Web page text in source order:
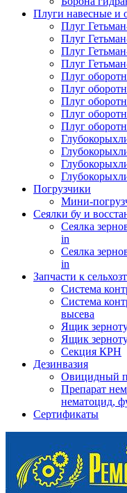
Плуги навесные и
Плуг
Плуг
Плуг
Плуг
Плуг
Плуг
Плуг
Плуг
Плуг
Погрузчики
Мини-
Сеялки бу и
Сеялка
in
Сеялка
in
Запчасти к
Система
Система
высева
Ящик
Ящик
Секция КРН
Дезинвазия
Овицидный
Препарат
нематоцид,
Сертификаты